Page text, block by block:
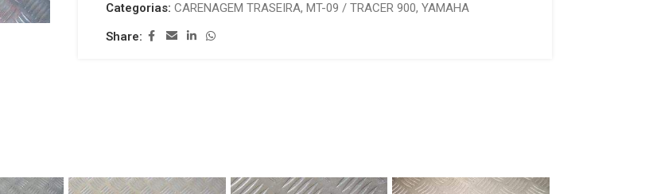
Categorias: CARENAGEM TRASEIRA, MT-09 / TRACER 900, YAMAHA
Share: